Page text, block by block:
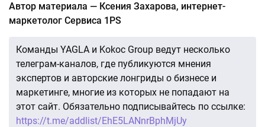
Автор материала — Ксения Захарова, интернет-
маркетолог Сервиса 1PS
Команды YAGLA и Kokoc Group ведут несколько
телеграм-каналов, где публикуются мнения
экспертов и авторские лонгриды о бизнесе и
маркетинге, многие из которых не попадают на
этот сайт. Обязательно подписывайтесь по ссылке:
https://t.me/addlist/EhE5LANnrBphMjUy